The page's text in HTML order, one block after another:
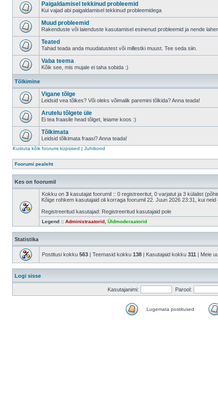
Paigaldamisel tekkinud probleemid
Kui vajad abi paigaldamisel tekkinud probleemidega
Muud probleemid
Rakenduste või laienduste kasutamisel esinenud probleemid ja nende
Teated
Tahad teada anda muudatustest või millestki muust. Tee seda siin.
Vaba teema
Kõik see, mis mujale ei taha sobida :)
Tõlkimine
Vigane tõlge
Leidsid vea tõlkes? Või oleks võimalik paremini tõlkida? Anna teada!
Arutelu tõlgete üle
Ei tea fraasile head tõlget, leiame koos :)
Tõlkimata
Leidsid tõlkimata fraasi? Anna teada!
Kustuta kõik foorumi küpsised | Juhtkond
Foorumi pealeht
Kes on foorumil
Kokku on 3 kasutajat foorumil :: 0 registreeritut, 0 varjatut ja 3 külalist
Kõige rohkem kasutajaid oli korraga foorumil 22. Juun 2026 23:31, kui neid
Registreeritud kasutajad: Registreeritud kasutajaid pole
Legend :: Administraatorid Üldmoderaatorid
Statistika
Postitusi kokku 563 | Teemasid kokku 138 | Kasutajaid kokku 311 | Meie
Logi sisse
Kasutajanimi: Parool:
Lugemata postitused